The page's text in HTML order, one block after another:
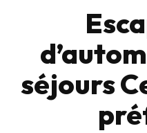
séjours